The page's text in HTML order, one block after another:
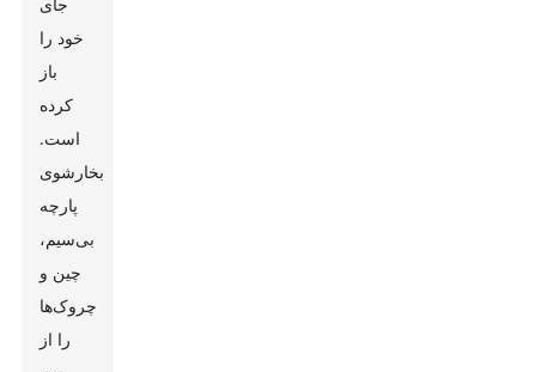
خود را
باز
کرده
است.
بخارشوی
پارچه
بی‌سیم،
چین و
چروک‌ها
را از